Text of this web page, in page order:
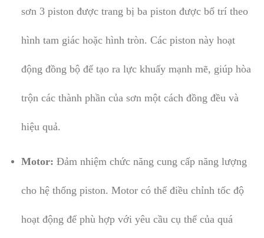
sơn 3 piston được trang bị ba piston được bố trí theo
hình tam giác hoặc hình tròn. Các piston này hoạt
động đồng bộ để tạo ra lực khuấy mạnh mẽ, giúp hòa
trộn các thành phần của sơn một cách đồng đều và
hiệu quả.
Motor: Đảm nhiệm chức năng cung cấp năng lượng
cho hệ thống piston. Motor có thể điều chỉnh tốc độ
hoạt động để phù hợp với yêu cầu cụ thể của quá